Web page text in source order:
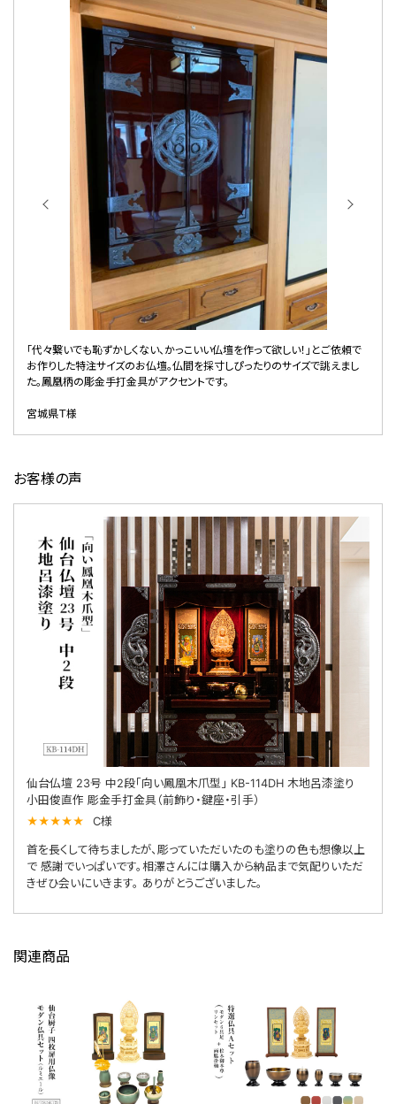
「代々繋いでも恥ずかしくない、かっこいい仏壇を作って欲しい！」とご依頼で
お作りした特注サイズのお仏壇。仏間を採寸しぴったりのサイズで誂えまし
た。鳳凰柄の彫金手打金具がアクセントです。
宮城県Ｔ様
お客様の声
仙台仏壇 23号 中2段「向い鳳凰木爪型」 KB-114DH 木地呂漆塗り
小田俊直作 彫金手打金具（前飾り・鍵座・引手）
★★★★★ C様
首を長くして待ちましたが、彫っていただいたのも塗りの色も想像以上
で 感謝でいっぱいです。相澤さんには購入から納品まで気配りいただ
きぜひ会いにいきます。 ありがとうございました。
関連商品